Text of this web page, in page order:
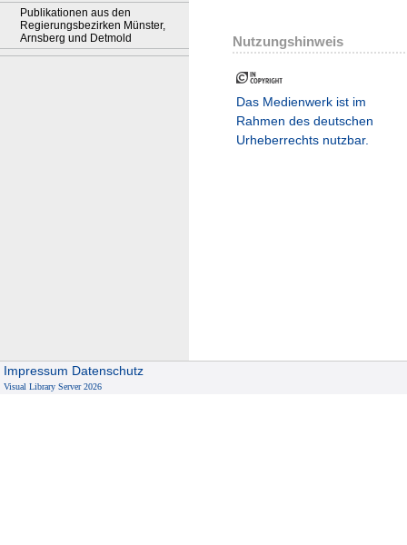
Publikationen aus den
Regierungsbezirken Münster,
Arnsberg und Detmold
Nutzungshinweis
Das Medienwerk ist im
Rahmen des deutschen
Urheberrechts nutzbar.
Impressum Datenschutz
Visual Library Server 2026